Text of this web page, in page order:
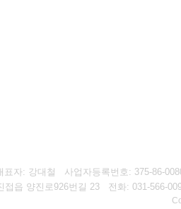
표자: 강대철 사업자등록번호: 375-86-
접읍 양진로926번길 23 전화: 031-566-